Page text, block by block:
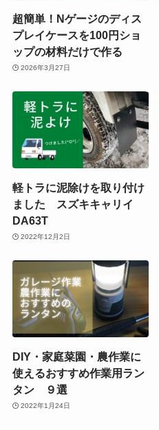
超簡単！Nゲージのディス
プレイケースを100円ショ
ップの材料だけで作る
2026年3月27日
軽トラに泥除けを取り付け
ました スズキキャリイ
DA63T
2022年12月2日
DIY・家庭菜園・農作業に
使えるおすすめ作業用ラン
タン ９選
2022年1月24日